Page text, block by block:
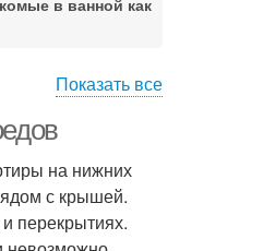
в ванной как
Показать все
на нижних
с крышей.
перекрытиях.